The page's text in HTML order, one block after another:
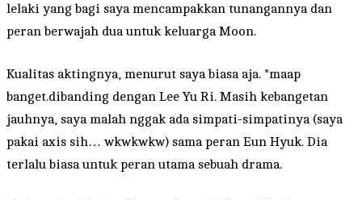
lelaki yang bagi saya mencampakkan tunangannya dan
peran berwajah dua untuk keluarga Moon.
Kualitas aktingnya, menurut saya biasa aja. *maap
banget.dibanding dengan Lee Yu Ri. Masih kebangetan
jauhnya, saya malah nggak ada simpati-simpatinya (saya
pakai axis sih… wkwkwkw) sama peran Eun Hyuk. Dia
terlalu biasa untuk peran utama sebuah drama.